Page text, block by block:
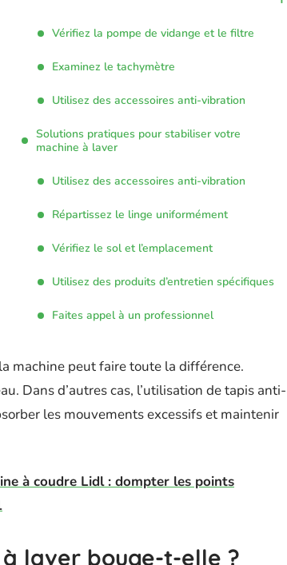
Vérifiez la pompe de vidange et le filtre
Examinez le tachymètre
Utilisez des accessoires anti-vibration
Solutions pratiques pour stabiliser votre
machine à laver
Utilisez des accessoires anti-vibration
Répartissez le linge uniformément
Vérifiez le sol et l’emplacement
Utilisez des produits d’entretien spécifiques
Faites appel à un professionnel
machine peut faire toute la différence.
Dans d’autres cas, l’utilisation de tapis anti-
les mouvements excessifs et maintenir
à coudre Lidl : dompter les points
laver bouge-t-elle ?